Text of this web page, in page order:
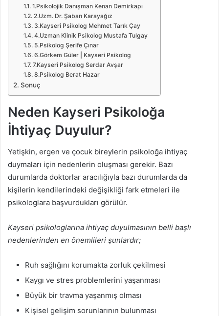
1.Psikolojik Danışman Kenan Demirkapı
2.Uzm. Dr. Şaban Karayağız
3.Kayseri Psikolog Mehmet Tarık Çay
4.Uzman Klinik Psikolog Mustafa Tulgay
5.Psikolog Şerife Çınar
6.Görkem Güler | Kayseri Psikolog
7.Kayseri Psikolog Serdar Avşar
8.Psikolog Berat Hazar
Sonuç
Neden Kayseri Psikoloğa
İhtiyaç Duyulur?
Yetişkin, ergen ve çocuk bireylerin psikoloğa ihtiyaç
duymaları için nedenlerin oluşması gerekir. Bazı
durumlarda doktorlar aracılığıyla bazı durumlarda da
kişilerin kendilerindeki değişikliği fark etmeleri ile
psikologlara başvurdukları görülür.
Kayseri psikologlarına ihtiyaç duyulmasının belli başlı
nedenlerinden en önemlileri şunlardır;
Ruh sağlığını korumakta zorluk çekilmesi
Kaygı ve stres problemlerini yaşanması
Büyük bir travma yaşanmış olması
Kişisel gelişim sorunlarının bulunması